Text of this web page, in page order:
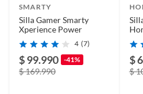
Espacio entre suelo y
base
SMARTY
Silla Gamer Smarty
Xperience Power
4 (7)
$ 99.990 -41%
$ 169.990
$
$